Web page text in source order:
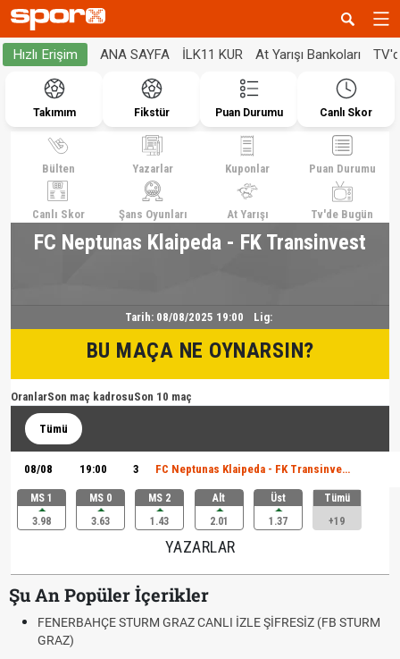
Hızlı Erişim ANA SAYFA İLK11 KUR At Yarışı Bankoları
Takımım Fikstür Puan Durumu Canlı Skor
Bülten Yazarlar Kuponlar Puan Durumu
Canlı Skor Şans Oyunları At Yarışı Tv'de Bugün
FC Neptunas Klaipeda - FK Transinvest
Tarih: 08/08/2025 19:00 Lig:
BU MAÇA NE OYNARSIN?
OranlarSon maç kadrosuSon 10 maç
Tümü
08/08 19:00 3 FC Neptunas Klaipeda - FK Transinvest
MS 1
3.98
MS 0
3.63
MS 2
1.43
Alt
2.01
Üst
1.37
Tümü
+19
YAZARLAR
Şu An Popüler İçerikler
FENERBAHÇE STURM GRAZ CANLI İZLE ŞİFRESİZ (FB STURM
GRAZ)